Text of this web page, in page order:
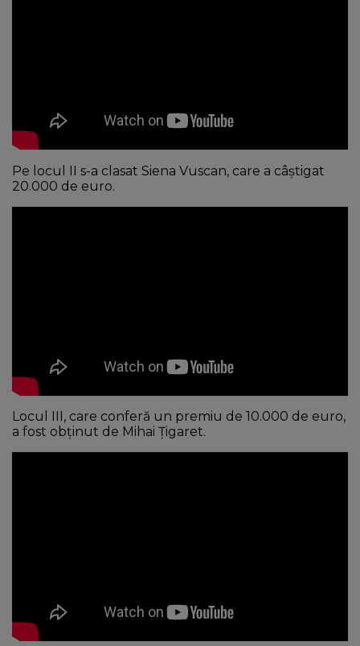
Pe locul II s-a clasat Siena Vuscan, care a câștigat
20.000 de euro.
Locul III, care conferă un premiu de 10.000 de euro,
a fost obținut de Mihai Țigaret.